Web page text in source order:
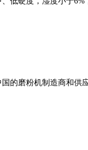
的磨粉机制造商和